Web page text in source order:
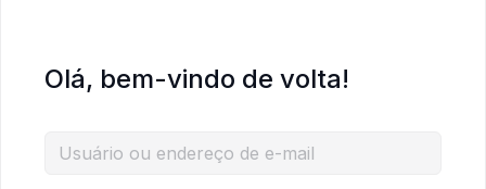
Olá, bem-vindo de volta!